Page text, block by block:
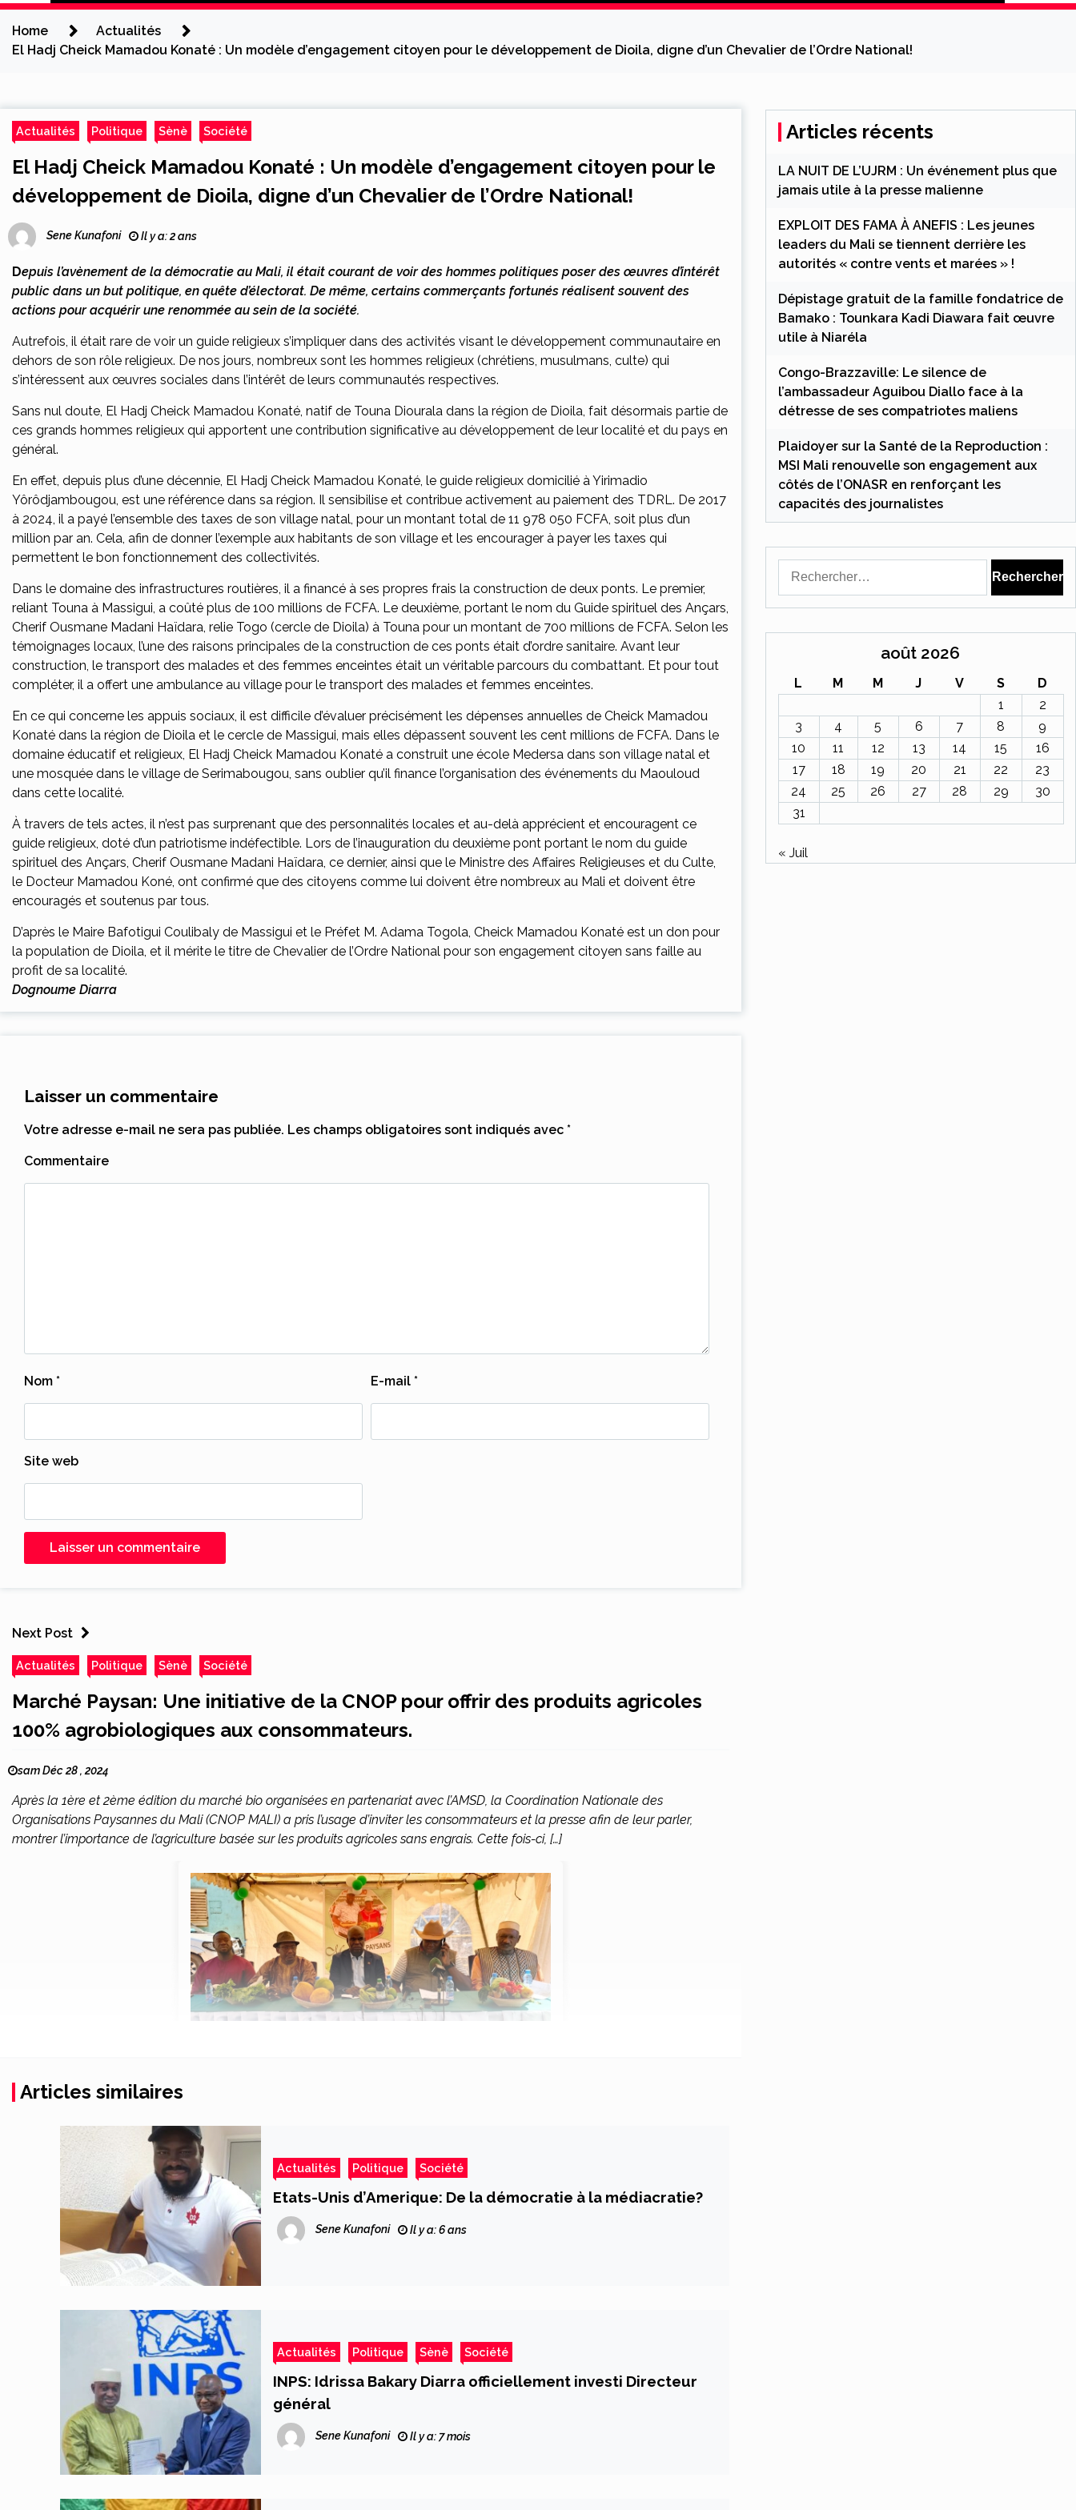
Home
Actualités
El Hadj Cheick Mamadou Konaté : Un modèle d’engagement citoyen pour le développement de Dioila, digne d’un Chevalier de l’Ordre National!
Actualités Politique Sènè Société
El Hadj Cheick Mamadou Konaté : Un modèle d’engagement citoyen pour le
développement de Dioila, digne d’un Chevalier de l’Ordre National!
Sene Kunafoni Il y a: 2 ans
Depuis l’avènement de la démocratie au Mali, il était courant de voir des hommes politiques poser des œuvres d’intérêt
public dans un but politique, en quête d’électorat. De même, certains commerçants fortunés réalisent souvent des
actions pour acquérir une renommée au sein de la société.
Autrefois, il était rare de voir un guide religieux s’impliquer dans des activités visant le développement communautaire en
dehors de son rôle religieux. De nos jours, nombreux sont les hommes religieux (chrétiens, musulmans, culte) qui
s’intéressent aux œuvres sociales dans l’intérêt de leurs communautés respectives.
Sans nul doute, El Hadj Cheick Mamadou Konaté, natif de Touna Diourala dans la région de Dioila, fait désormais partie de
ces grands hommes religieux qui apportent une contribution significative au développement de leur localité et du pays en
général.
En effet, depuis plus d’une décennie, El Hadj Cheick Mamadou Konaté, le guide religieux domicilié à Yirimadio
Yôrôdjambougou, est une référence dans sa région. Il sensibilise et contribue activement au paiement des TDRL. De 2017
à 2024, il a payé l’ensemble des taxes de son village natal, pour un montant total de 11 978 050 FCFA, soit plus d’un
million par an. Cela, afin de donner l’exemple aux habitants de son village et les encourager à payer les taxes qui
permettent le bon fonctionnement des collectivités.
Dans le domaine des infrastructures routières, il a financé à ses propres frais la construction de deux ponts. Le premier,
reliant Touna à Massigui, a coûté plus de 100 millions de FCFA. Le deuxième, portant le nom du Guide spirituel des Ançars,
Cherif Ousmane Madani Haïdara, relie Togo (cercle de Dioila) à Touna pour un montant de 700 millions de FCFA. Selon les
témoignages locaux, l’une des raisons principales de la construction de ces ponts était d’ordre sanitaire. Avant leur
construction, le transport des malades et des femmes enceintes était un véritable parcours du combattant. Et pour tout
compléter, il a offert une ambulance au village pour le transport des malades et femmes enceintes.
En ce qui concerne les appuis sociaux, il est difficile d’évaluer précisément les dépenses annuelles de Cheick Mamadou
Konaté dans la région de Dioila et le cercle de Massigui, mais elles dépassent souvent les cent millions de FCFA. Dans le
domaine éducatif et religieux, El Hadj Cheick Mamadou Konaté a construit une école Medersa dans son village natal et
une mosquée dans le village de Serimabougou, sans oublier qu’il finance l’organisation des événements du Maouloud
dans cette localité.
À travers de tels actes, il n’est pas surprenant que des personnalités locales et au-delà apprécient et encouragent ce
guide religieux, doté d’un patriotisme indéfectible. Lors de l’inauguration du deuxième pont portant le nom du guide
spirituel des Ançars, Cherif Ousmane Madani Haïdara, ce dernier, ainsi que le Ministre des Affaires Religieuses et du Culte,
le Docteur Mamadou Koné, ont confirmé que des citoyens comme lui doivent être nombreux au Mali et doivent être
encouragés et soutenus par tous.
D’après le Maire Bafotigui Coulibaly de Massigui et le Préfet M. Adama Togola, Cheick Mamadou Konaté est un don pour
la population de Dioila, et il mérite le titre de Chevalier de l’Ordre National pour son engagement citoyen sans faille au
profit de sa localité.
Dognoume Diarra
Laisser un commentaire
Votre adresse e-mail ne sera pas publiée. Les champs obligatoires sont indiqués avec *
Commentaire
Nom * E-mail *
Site web
Next Post
Actualités Politique Sènè Société
Marché Paysan: Une initiative de la CNOP pour offrir des produits agricoles
100% agrobiologiques aux consommateurs.
sam Déc 28 , 2024
Après la 1ère et 2ème édition du marché bio organisées en partenariat avec l’AMSD, la Coordination Nationale des
Organisations Paysannes du Mali (CNOP MALI) a pris l’usage d’inviter les consommateurs et la presse afin de leur parler,
montrer l’importance de l’agriculture basée sur les produits agricoles sans engrais. Cette fois-ci, […]
Articles similaires
Actualités Politique Société
Etats-Unis d’Amerique: De la démocratie à la médiacratie?
Sene Kunafoni Il y a: 6 ans
Actualités Politique Sènè Société
INPS: Idrissa Bakary Diarra officiellement investi Directeur
général
Sene Kunafoni Il y a: 7 mois
Articles récents
LA NUIT DE L’UJRM : Un événement plus que
jamais utile à la presse malienne
EXPLOIT DES FAMA À ANEFIS : Les jeunes
leaders du Mali se tiennent derrière les
autorités « contre vents et marées » !
Dépistage gratuit de la famille fondatrice de
Bamako : Tounkara Kadi Diawara fait œuvre
utile à Niaréla
Congo-Brazzaville: Le silence de
l’ambassadeur Aguibou Diallo face à la
détresse de ses compatriotes maliens
Plaidoyer sur la Santé de la Reproduction :
MSI Mali renouvelle son engagement aux
côtés de l’ONASR en renforçant les
capacités des journalistes
Rechercher :
août 2026
L M M J V S
D
1
2
3
4 5 6 7 8
9
10
11 12 13 14 15
16
17
18 19 20 21 22
23
24
25 26 27 28 29
30
31
« Juil